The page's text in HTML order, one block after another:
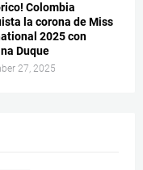
Colombia
la corona de Miss
2025 con
Duque
27, 2025